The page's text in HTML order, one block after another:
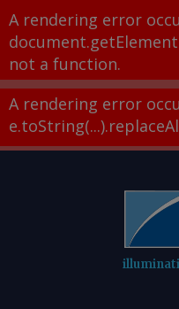
A rendering error
not a function.
A rendering error